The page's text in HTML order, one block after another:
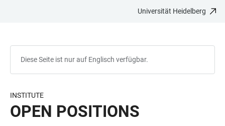
Universität Heidelberg
Diese Seite ist nur auf Englisch verfügbar.
INSTITUTE
OPEN POSITIONS